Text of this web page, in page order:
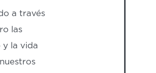
a través
las
y la vida